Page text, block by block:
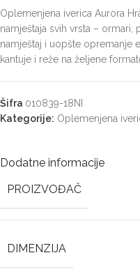
Oplemenjena iverica Aurora
namještaja svih vrsta – ormari,
namještaj i uopšte opremanje
kantuje i reže na željene
Šifra 010839-18NI
Kategorije: Oplemenjena
Dodatne informacije
PROIZVOĐAČ
DIMENZIJA